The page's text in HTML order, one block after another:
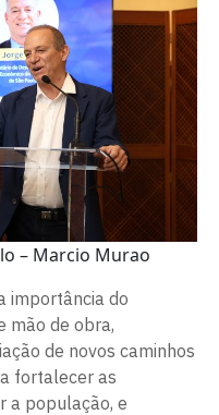
– Marcio Murao
importância do
mão de obra,
de novos caminhos
fortalecer as
a população, e